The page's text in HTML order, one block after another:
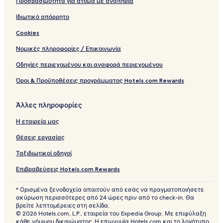
Ιδιωτικό απόρρητο
Cookies
Νομικές πληροφορίες / Επικοινωνία
Οδηγίες περιεχομένου και αναφορά περιεχομένου
Όροι & Προϋποθέσεις προγράμματος Hotels.com Rewards
Άλλες πληροφορίες
Η εταιρεία μας
Θέσεις εργασίας
Ταξιδιωτικοί οδηγοί
Επιβραβεύσεις Hotels.com Rewards
* Ορισμένα ξενοδοχεία απαιτούν από εσάς να πραγματοποιήσετε
ακύρωση περισσότερες από 24 ώρες πριν από το check-in. Θα
βρείτε λεπτομέρειες στη σελίδα.
© 2026 Hotels.com, L.P., εταιρεία του Expedia Group. Με επιφύλαξη